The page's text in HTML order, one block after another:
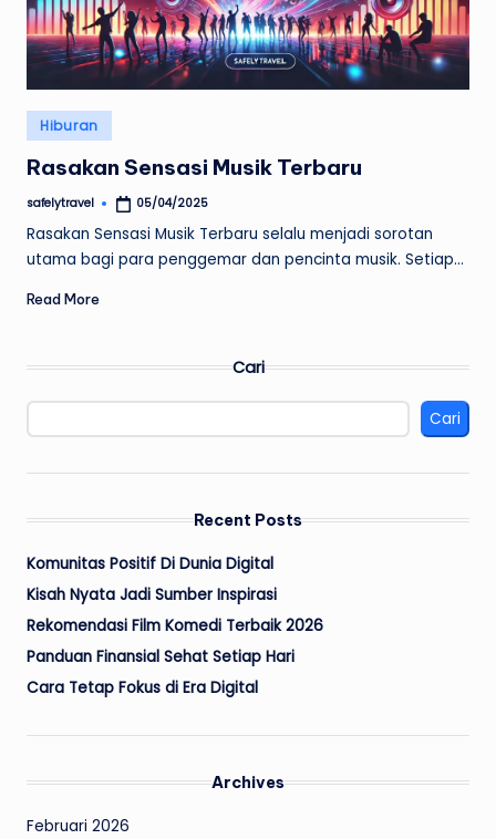
Posted
in
Hiburan
Rasakan Sensasi Musik Terbaru
Posted
safelytravel 05/04/2025
Rasakan Sensasi Musik Terbaru selalu menjadi sorotan
utama bagi para penggemar dan pencinta musik. Setiap…
Read More
Cari
Cari
Recent Posts
Komunitas Positif Di Dunia Digital
Kisah Nyata Jadi Sumber Inspirasi
Rekomendasi Film Komedi Terbaik 2026
Panduan Finansial Sehat Setiap Hari
Cara Tetap Fokus di Era Digital
Archives
Februari 2026